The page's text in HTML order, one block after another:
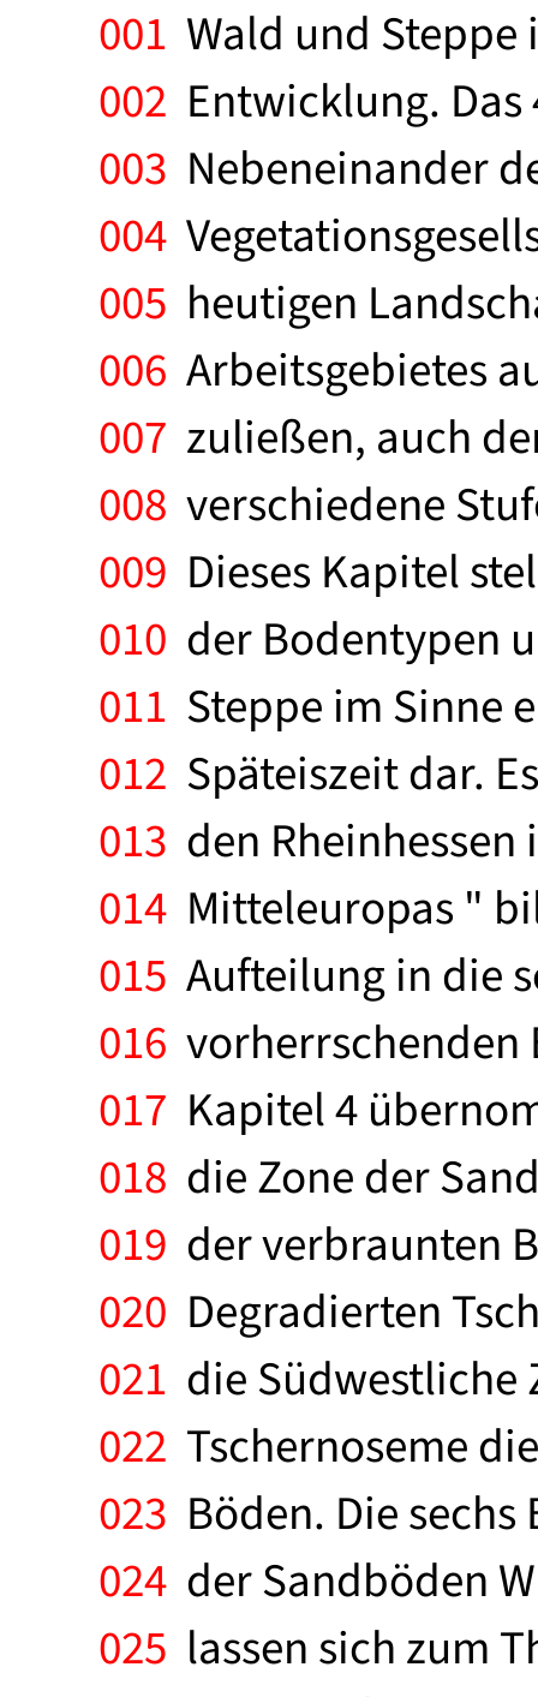
001 Wald und
002 Entwicklung.
003 Nebeneinander
004
005 heutigen
006 Arbeitsgebietes
007 zuließen, auch
008 verschiedene
009 Dieses Kapitel
010 der Bodentypen
011 Steppe im Sinne
012 Späteiszeit dar.
013 den Rheinhessen
014 Mitteleuropas "
015 Aufteilung in die
016 vorherrschenden
017 Kapitel 4
018 die Zone der
019 der verbraunten
020 Degradierten
021 die Südwestliche
022 Tschernoseme
023 Böden. Die
024 der Sandböden
025 lassen sich zum